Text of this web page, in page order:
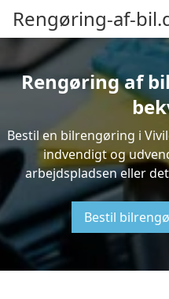
Rengøring-af-
Rengøring af
Bestil en bilrengøring i
indvendigt og
arbejdspladsen eller
Bestil